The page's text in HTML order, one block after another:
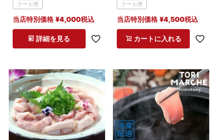
クール便
当店特別価格 ¥4,000税込
詳細を見る
クール便
当店特別価格 ¥4,500税込
カートに入れる